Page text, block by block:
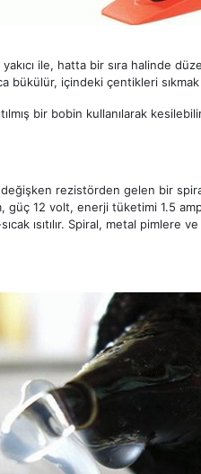
ile, hatta bir sıra halinde
bükülür, içindeki çentikleri
bir bobin kullanılarak
değişken rezistörden gelen bir
güç 12 volt, enerji tüketimi 1.5
ısıtılır. Spiral, metal pimlere